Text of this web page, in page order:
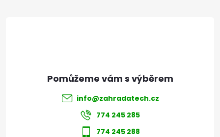
info@zahradatech.cz
774 245 285
774 245 288